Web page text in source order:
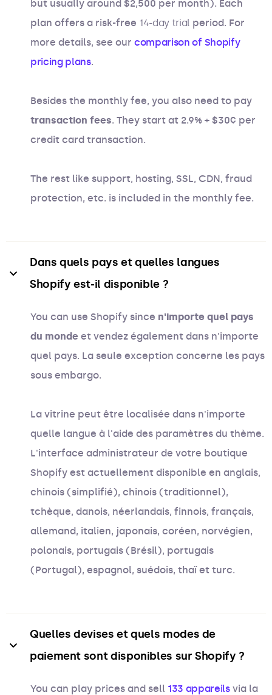
but usually around $2,500 per month). Each
plan offers a risk-free 14-day trial period. For
more details, see our comparison of Shopify
pricing plans.
Besides the monthly fee, you also need to pay
transaction fees. They start at 2.9% + $30¢ per
credit card transaction.
The rest like support, hosting, SSL, CDN, fraud
protection, etc. is included in the monthly fee.
Dans quels pays et quelles langues
Shopify est-il disponible ?
You can use Shopify since n'importe quel pays
du monde et vendez également dans n'importe
quel pays. La seule exception concerne les pays
sous embargo.
La vitrine peut être localisée dans n'importe
quelle langue à l'aide des paramètres du thème.
L'interface administrateur de votre boutique
Shopify est actuellement disponible en anglais,
chinois (simplifié), chinois (traditionnel),
tchèque, danois, néerlandais, finnois, français,
allemand, italien, japonais, coréen, norvégien,
polonais, portugais (Brésil), portugais
(Portugal), espagnol, suédois, thaï et turc.
Quelles devises et quels modes de
paiement sont disponibles sur Shopify ?
You can play prices and sell 133 appareilsvia la